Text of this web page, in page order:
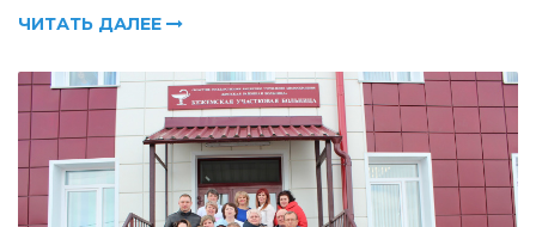
ЧИТАТЬ ДАЛЕЕ